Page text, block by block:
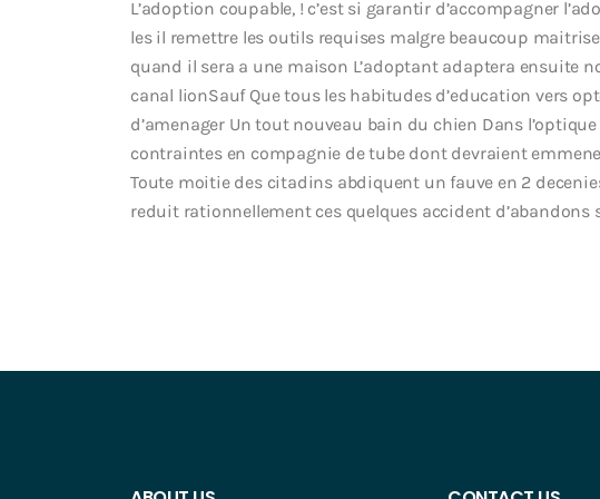
L’adoption coupable, ! c’est si garantir d’accompagner
les il remettre les outils requises malgre beaucoup
quand il sera a une maison L’adoptant adaptera ensuite
canal lionSauf Que tous les habitudes d’education vers
d’amenager Un tout nouveau bain du chien Dans
contraintes en compagnie de tube dont devraient
Toute moitie des citadins abdiquent un fauve en 2
reduit rationnellement ces quelques accident d’abandons